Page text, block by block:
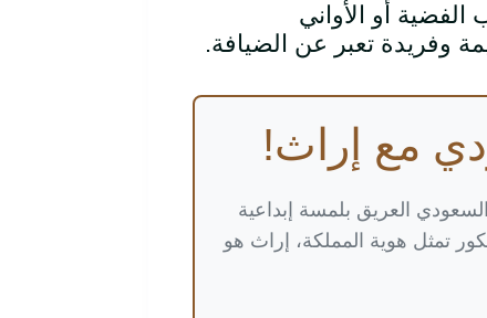
الفضية أو الأواني
وفريدة تعبر عن الضيافة.
مع إراث!
العريق بلمسة إبداعية
تمثل هوية المملكة، إراث هو